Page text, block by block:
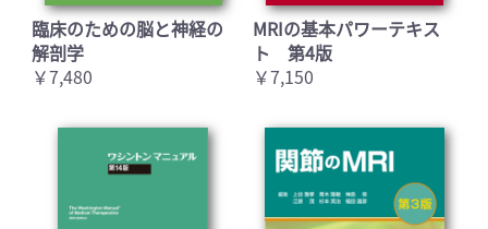
臨床のための脳と神経の
解剖学
￥7,480
MRIの基本パワーテキス
ト 第4版
￥7,150